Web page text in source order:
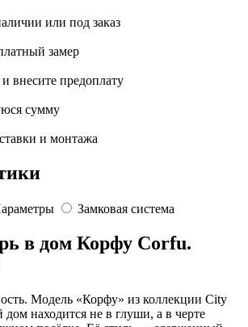
или под заказ
замер
внесите предоплату
сумму
и монтажа
Замковая система
в дом Корфу Corfu.
Модель «Корфу» из коллекции City
дом находится не в глуши, а в черте